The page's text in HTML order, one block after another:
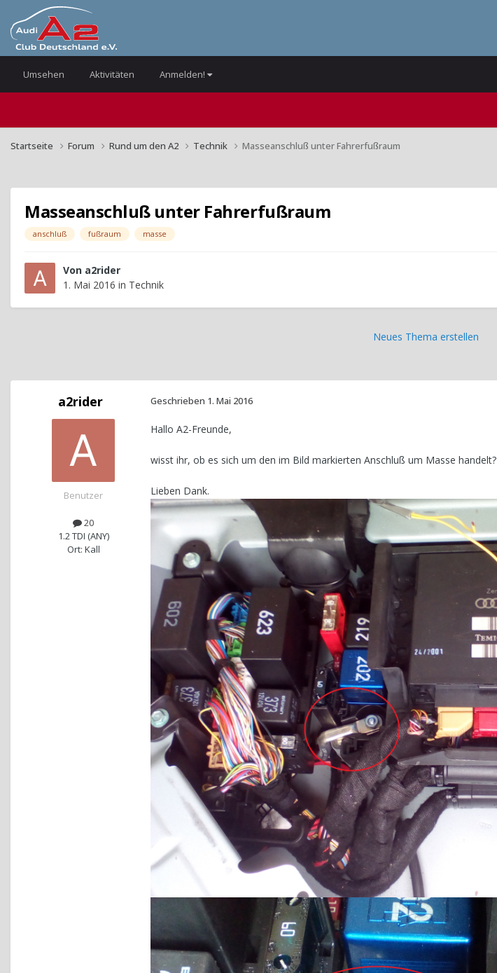
Umsehen Aktivitäten Anmelden!
Startseite Forum Rund um den A2 Technik Masseanschluß unter Fahrerfußraum
Masseanschluß unter Fahrerfußraum
anschluß fußraum masse
Von a2rider
1. Mai 2016 in Technik
Neues Thema erstellen
a2rider
Benutzer
20
1.2 TDI (ANY)
Ort: Kall
Geschrieben 1. Mai 2016
Hallo A2-Freunde,
wisst ihr, ob es sich um den im Bild markierten Anschluß um Masse handelt?
Lieben Dank.